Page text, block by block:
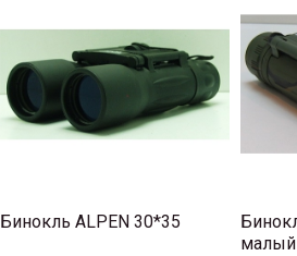
Бинокль ALPEN 30*35
малый